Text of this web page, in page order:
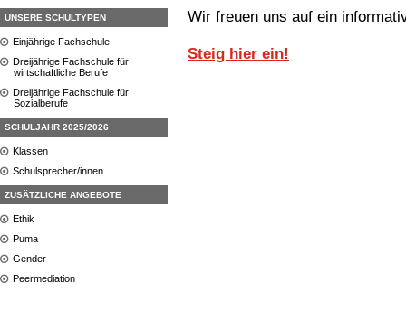
UNSERE SCHULTYPEN
Einjährige Fachschule
Dreijährige Fachschule für
wirtschaftliche Berufe
Dreijährige Fachschule für
Sozialberufe
SCHULJAHR 2025/2026
Klassen
Schulsprecher/innen
ZUSÄTZLICHE ANGEBOTE
Ethik
Puma
Gender
Peermediation
Wir freuen uns auf ein
Steig hier ein!